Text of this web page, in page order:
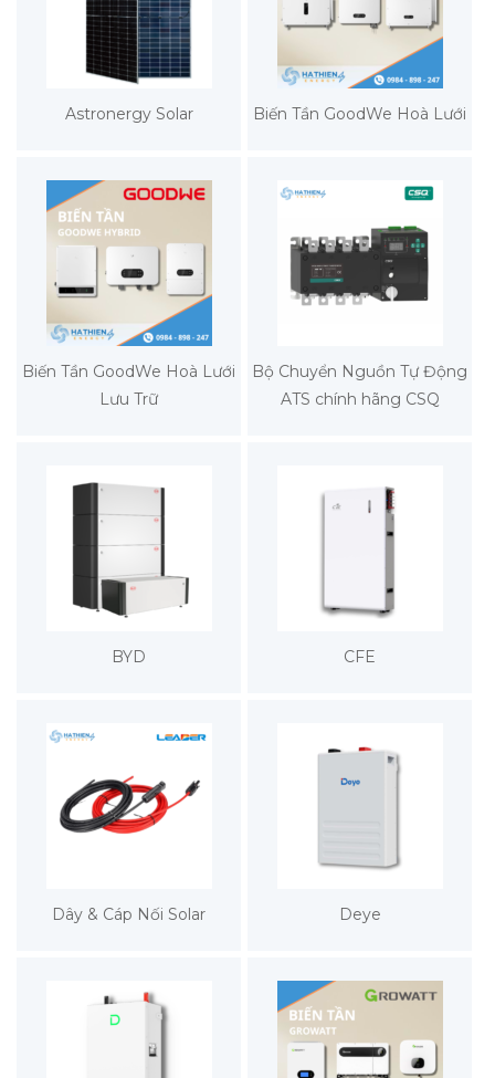
Astronergy Solar Biến Tần GoodWe Hoà Lưới
Biến Tần GoodWe Hoà Lưới
Lưu Trữ
Bộ Chuyển Nguồn Tự Động
ATS chính hãng CSQ
BYD CFE
Dây & Cáp Nối Solar Deye